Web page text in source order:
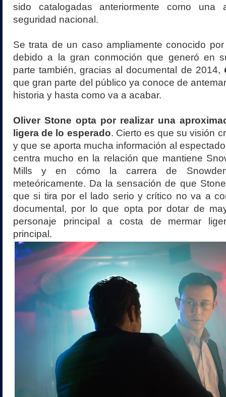
sido catalogadas anteriormente como una
seguridad nacional.
Se trata de un caso ampliamente conocido
debido a la gran conmoción que generó en
parte también, gracias al documental de 2014,
que gran parte del público ya conoce de
historia y hasta como va a acabar.
Oliver Stone opta por realizar una
ligera de lo esperado. Cierto es que su visión
y que se aporta mucha información al
centra mucho en la relación que mantiene
Mills y en cómo la carrera de
meteóricamente. Da la sensación de que
que si tira por el lado serio y crítico no va a
documental, por lo que opta por dotar de
personaje principal a costa de mermar
principal.